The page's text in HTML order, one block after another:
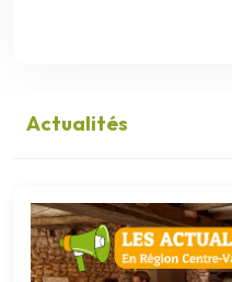
Actualités